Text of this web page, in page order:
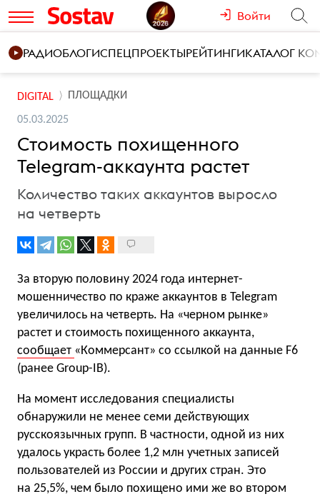
Войти
РАДИОБЛОГИСПЕЦПРОЕКТЫРЕЙТИНГИКАТАЛОГ
DIGITAL ПЛОЩАДКИ
05.03.2025
Стоимость похищенного
Telegram-аккаунта растет
Количество таких аккаунтов выросло
на четверть
За вторую половину 2024 года интернет-
мошенничество по краже аккаунтов в Telegram
увеличилось на четверть. На «черном рынке»
растет и стоимость похищенного аккаунта,
сообщает «Коммерсант» со ссылкой на данные F6
(ранее Group-IB).
На момент исследования специалисты
обнаружили не менее семи действующих
русскоязычных групп. В частности, одной из них
удалось украсть более 1,2 млн учетных записей
пользователей из России и других стран. Это
на 25,5%, чем было похищено ими же во втором